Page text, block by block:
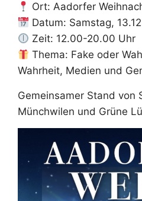
Ort: Aadorfer
Datum: Samstag,
Zeit: 12.00-20.00 Uhr
Thema: Fake oder
Wahrheit, Medien und
Gemeinsamer Stand von
Münchwilen und Grüne